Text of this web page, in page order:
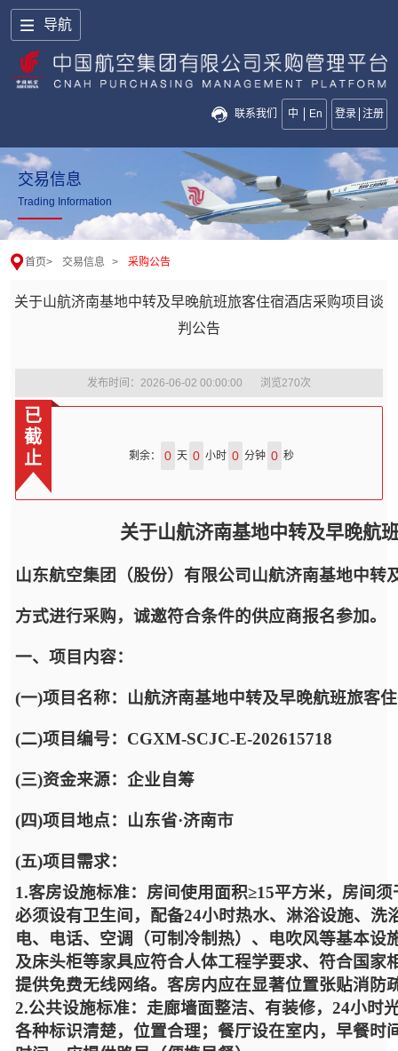
导航
联系我们 中 En 登录 注册
交易信息
Trading Information
首页> 交易信息 > 采购公告
关于山航济南基地中转及早晚航班旅客住宿酒店采购项目谈
判公告
发布时间：2026-06-02 00:00:00 浏览270次
已
截
止
剩余： 0 天 0 小时 0 分钟 0 秒
关于山航济南基地中转及早晚航
山东航空集团（股份）有限公司山航济南基地中
方式进行采购，诚邀符合条件的供应商报名参加。
一、项目内容：
(一)项目名称：山航济南基地中转及早晚航班旅客
(二)项目编号：CGXM-SCJC-E-202615718
(三)资金来源：企业自筹
(四)项目地点：山东省·济南市
(五)项目需求：
1.客房设施标准：房间使用面积≥15平方米，房间
必须设有卫生间，配备24小时热水、淋浴设施、
电、电话、空调（可制冷制热）、电吹风等基本
及床头柜等家具应符合人体工程学要求、符合国
提供免费无线网络。客房内应在显著位置张贴消防
2.公共设施标准：走廊墙面整洁、有装修，24小时
各种标识清楚，位置合理；餐厅设在室内，早餐